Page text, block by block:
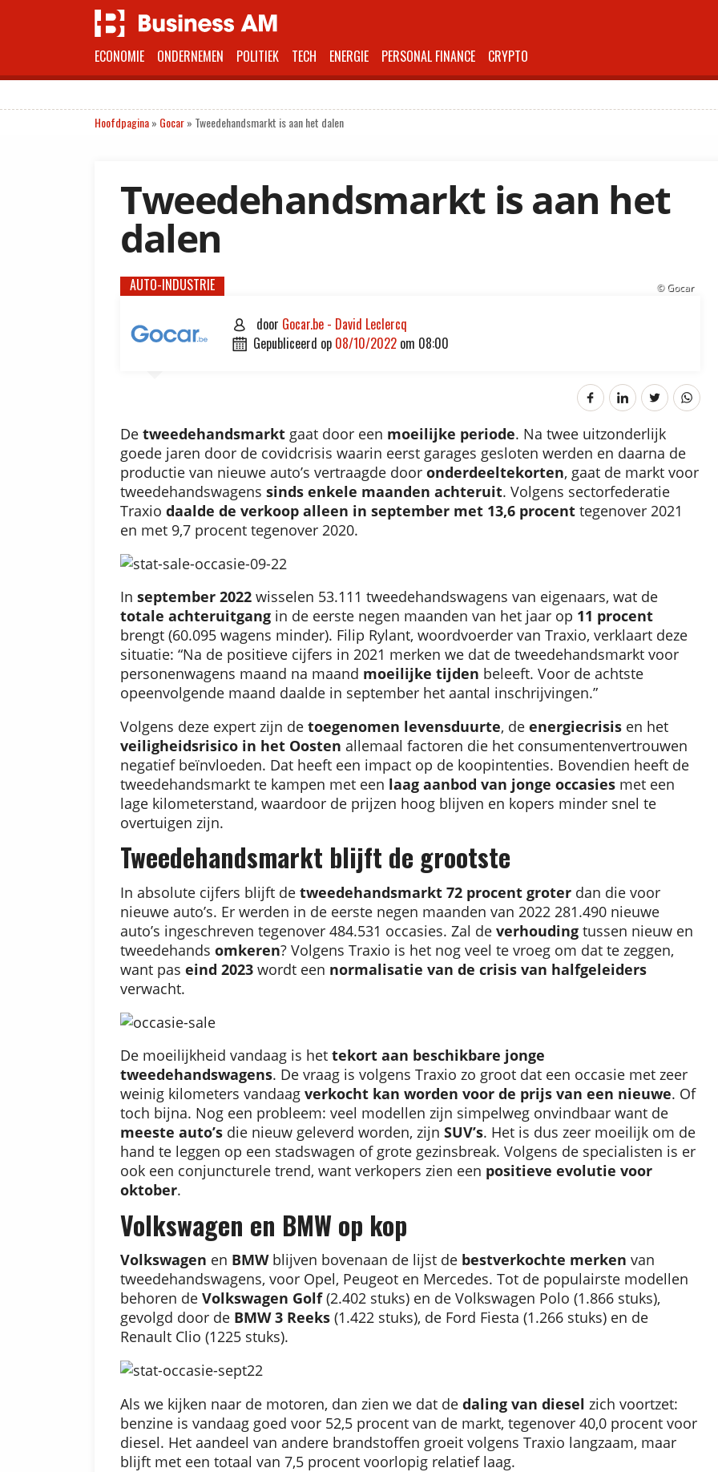
ECONOMIE ONDERNEMEN POLITIEK TECH ENERGIE PERSONAL FINANCE CRYPTO
Hoofdpagina» Gocar» Tweedehandsmarkt is aan het dalen
Tweedehandsmarkt is aan het
dalen
© Gocar
AUTO-INDUSTRIE
 door Gocar.be - David Leclercq
 gepubliceerd op 08/10/2022 om 08:00
De tweedehandsmarkt gaat door een moeilijke periode. Na twee uitzonderlijk
goede jaren door de covidcrisis waarin eerst garages gesloten werden en daarna de
productie van nieuwe auto’s vertraagde door onderdeeltekorten, gaat de markt voor
tweedehandswagens sinds enkele maanden achteruit. Volgens sectorfederatie
Traxio daalde de verkoop alleen in september met 13,6 procent tegenover 2021
en met 9,7 procent tegenover 2020.
In september 2022 wisselen 53.111 tweedehandswagens van eigenaars, wat de
totale achteruitgang in de eerste negen maanden van het jaar op 11 procent
brengt (60.095 wagens minder). Filip Rylant, woordvoerder van Traxio, verklaart deze
situatie: “Na de positieve cijfers in 2021 merken we dat de tweedehandsmarkt voor
personenwagens maand na maand moeilijke tijden beleeft. Voor de achtste
opeenvolgende maand daalde in september het aantal inschrijvingen.”
Volgens deze expert zijn de toegenomen levensduurte, de energiecrisis en het
veiligheidsrisico in het Oosten allemaal factoren die het consumentenvertrouwen
negatief beïnvloeden. Dat heeft een impact op de koopintenties. Bovendien heeft de
tweedehandsmarkt te kampen met een laag aanbod van jonge occasies met een
lage kilometerstand, waardoor de prijzen hoog blijven en kopers minder snel te
overtuigen zijn.
Tweedehandsmarkt blijft de grootste
In absolute cijfers blijft de tweedehandsmarkt 72 procent groter dan die voor
nieuwe auto’s. Er werden in de eerste negen maanden van 2022 281.490 nieuwe
auto’s ingeschreven tegenover 484.531 occasies. Zal de verhouding tussen nieuw en
tweedehands omkeren? Volgens Traxio is het nog veel te vroeg om dat te zeggen,
want pas eind 2023 wordt een normalisatie van de crisis van halfgeleiders
verwacht.
De moeilijkheid vandaag is het tekort aan beschikbare jonge
tweedehandswagens. De vraag is volgens Traxio zo groot dat een occasie met zeer
weinig kilometers vandaag verkocht kan worden voor de prijs van een nieuwe. Of
toch bijna. Nog een probleem: veel modellen zijn simpelweg onvindbaar want de
meeste auto’s die nieuw geleverd worden, zijn SUV’s. Het is dus zeer moeilijk om de
hand te leggen op een stadswagen of grote gezinsbreak. Volgens de specialisten is er
ook een conjuncturele trend, want verkopers zien een positieve evolutie voor
oktober.
Volkswagen en BMW op kop
Volkswagen en BMWblijven bovenaan de lijst de bestverkochte merken van
tweedehandswagens, voor Opel, Peugeot en Mercedes. Tot de populairste modellen
behoren de Volkswagen Golf(2.402 stuks) en de Volkswagen Polo (1.866 stuks),
gevolgd door de BMW 3 Reeks (1.422 stuks), de Ford Fiesta (1.266 stuks) en de
Renault Clio (1225 stuks).
Als we kijken naar de motoren, dan zien we dat de daling van diesel zich voortzet:
benzine is vandaag goed voor 52,5 procent van de markt, tegenover 40,0 procent voor
diesel. Het aandeel van andere brandstoffen groeit volgens Traxio langzaam, maar
blijft met een totaal van 7,5 procent voorlopig relatief laag.